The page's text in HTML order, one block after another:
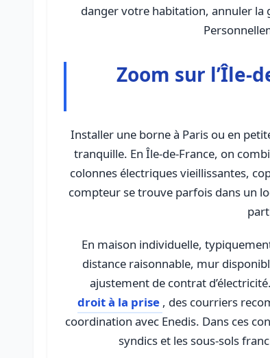
danger votre habitation, annuler la
Zoom sur l’Île-
Installer une borne à Paris ou en
tranquille. En Île-de-France, on
colonnes électriques vieillissantes,
compteur se trouve parfois dans un
En maison individuelle,
distance raisonnable, mur
droit à la prise , des courriers
coordination avec Enedis. Dans ces
syndics et les sous-sols